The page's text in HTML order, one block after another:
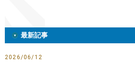
最新記事
2026/06/12